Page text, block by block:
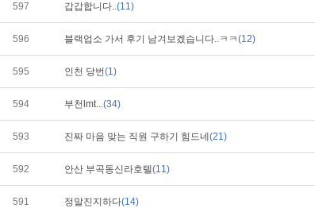
597 갑갑합니다..(11)
596 블랙업소 가서 후기 남겨보겠습니다..ㅋㅋ(12)
595 인천 당번(1)
594 부천lmt...(34)
593 진짜 마음 맞는 직원 구하기 힘드네 (21)
592 안산 부곡동신라호텔(11)
591 정말진지하다(14)